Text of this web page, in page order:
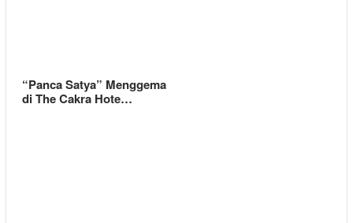
“Panca Satya” Menggema
di The Cakra Hote…